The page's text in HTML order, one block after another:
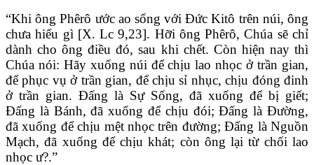
“Khi ông Phêrô ước ao sống với Đức Kitô trên núi, ông
chưa hiểu gì [X. Lc 9,23]. Hỡi ông Phêrô, Chúa sẽ chỉ
dành cho ông điều đó, sau khi chết. Còn hiện nay thì
Chúa nói: Hãy xuống núi để chịu lao nhọc ở trần gian,
để phục vụ ở trần gian, để chịu sỉ nhục, chịu đóng đinh
ở trần gian. Đấng là Sự Sống, đã xuống để bị giết;
Đấng là Bánh, đã xuống để chịu đói; Đấng là Đường,
đã xuống để chịu mệt nhọc trên đường; Đấng là Nguồn
Mạch, đã xuống để chịu khát; còn ông lại từ chối lao
nhọc ư?.”